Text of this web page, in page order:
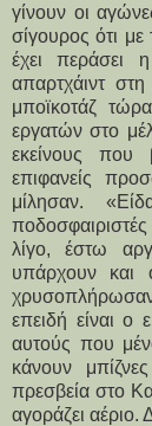
γίνουν οι
σίγουρος ότι με
έχει
απαρτχάιντ
μποϊκοτάζ
εργατών στο
εκείνους που
επιφανείς
μίλησαν.
λίγο, έστω
υπάρχουν και
επειδή είναι
αυτούς που
κάνουν
πρεσβεία στο
αγοράζει